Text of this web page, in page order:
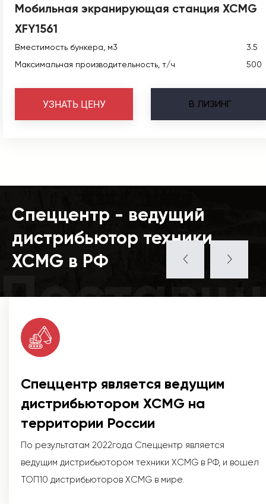
Мобильная экранирующая станция XCMG
XFY1561
Вместимость бункера, м3
3.5
Максимальная производительность, т/ч
500
В ЛИЗИНГ
УЗНАТЬ ЦЕНУ
Спеццентр - ведущий
дистрибьютор техники
XCMG в РФ
Спеццентр является ведущим
дистрибьютором XCMG на
территории России
По результатам 2022года Спеццентр является
ведущим дистрибьютором техники XCMG в РФ, и вошел
ТОП10 дистрибьюторов XCMG в мире.